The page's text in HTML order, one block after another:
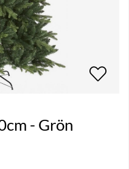
- Grön